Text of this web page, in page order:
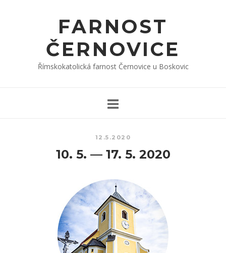
FARNOST
ČERNOVICE
Římskokatolická farnost Černovice u Boskovic
12.5.2020
10. 5. — 17. 5. 2020